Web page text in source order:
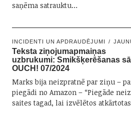
saņēma satrauktu…
INCIDENTI UN APDRAUDĒJUMI
Teksta ziņojumapmaiņas
uzbrukumi: Smikšķerēšanas
OUCH! 07/2024
Marks bija neizpratnē par ziņu –
piegādi no Amazon – “Piegāde
saites tagad, lai izvēlētos